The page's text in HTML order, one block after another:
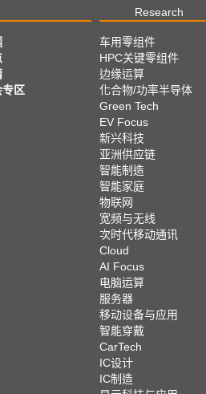
Research
专区
车用零组件
HPC关键零组件
边缘运算
化合物/功率半导体
Green Tech
EV Focus
新兴科技
亚洲供应链
智能制造
智能家庭
物联网
宽频与无线
次时代移动通讯
Cloud
AI Focus
电脑运算
服务器
移动设备与应用
智能穿戴
CarTech
IC设计
IC制造